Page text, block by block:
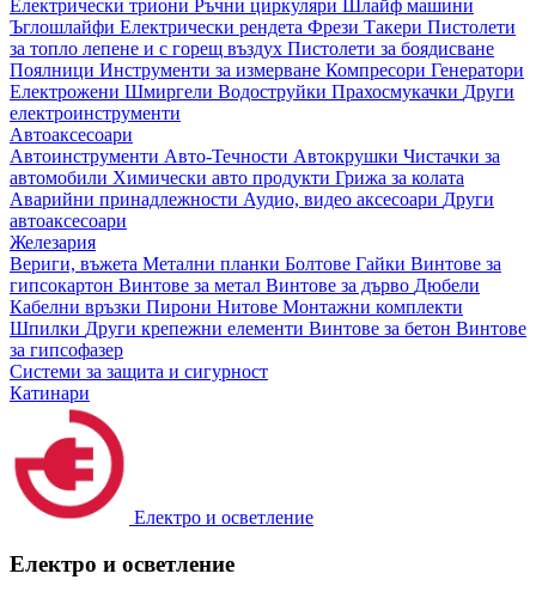
Електрически триони Ръчни циркуляри
Шлайф машини
Ъглошлайфи Електрически рендета Фрези Такери Пистолети
за топло лепене и с горещ въздух Пистолети за боядисване
Поялници Инструменти за измерване Компресори Генератори
Електрожени Шмиргели Водоструйки Прахосмукачки Други
електроинструменти
Автоаксесоари
Автоинструменти Авто-Течности Автокрушки Чистачки за
автомобили Химически авто продукти Грижа за колата
Аварийни принадлежности Аудио, видео аксесоари Други
автоаксесоари
Железария
Вериги, въжета Метални планки Болтове Гайки Винтове за
гипсокартон Винтове за метал Винтове за дърво Дюбели
Кабелни връзки Пирони Нитове Монтажни комплекти
Шпилки Други крепежни елементи Винтове за бетон Винтове
за гипсофазер
Системи за защита и сигурност
Катинари
Електро и осветление
Електро и осветление